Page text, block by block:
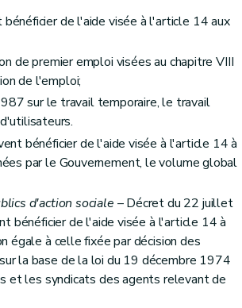
de l'aide visée à l'article 14 aux
de premier emploi visées au chapitre VIII
de l'emploi;
sur le travail temporaire, le travail
bénéficier de l'aide visée à l'article 14 à
par le Gouvernement, le volume global
d'action sociale – Décret du 22 juillet
bénéficier de l'aide visée à l'article 14 à
égale à celle fixée par décision des
la base de la loi du 19 décembre 1974
et les syndicats des agents relevant de